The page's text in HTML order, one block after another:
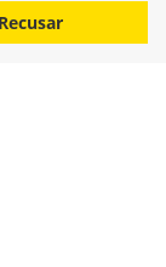
2013
Recusar